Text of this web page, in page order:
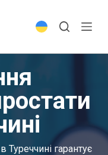
Туреччині гарантує